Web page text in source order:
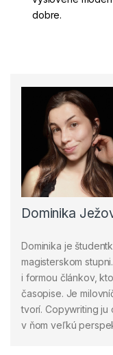
dobre.
Dominika
Dominika je
magisterskom
i formou článkov,
časopise. Je
tvorí. Copywriting ju
v ňom veľkú